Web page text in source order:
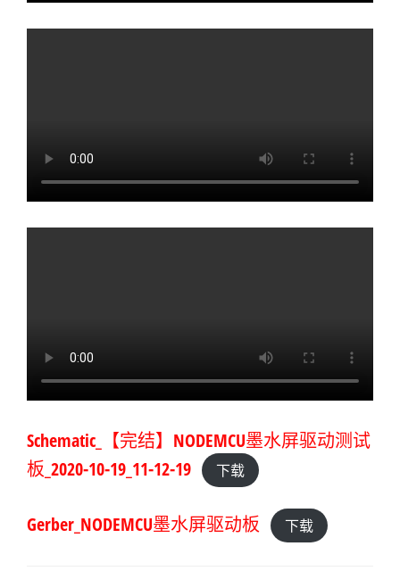
Schematic_【完结】NODEMCU墨水屏驱动测试
板_2020-10-19_11-12-19
下载
Gerber_NODEMCU墨水屏驱动板 下载